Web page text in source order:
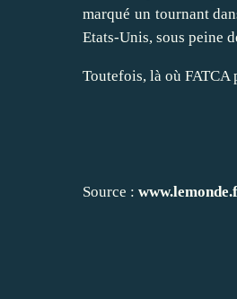
marqué un tournant
Etats-Unis, sous peine
Toutefois, là où FATCA
Source :